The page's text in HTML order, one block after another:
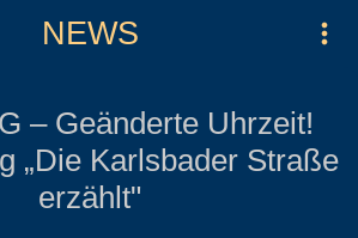
NEWS
– Geänderte Uhrzeit!
„Die Karlsbader Straße
erzählt"